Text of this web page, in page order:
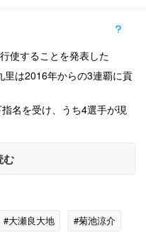
使することを発表した
は2016年からの3連覇に貢
名を受け、うち4選手が現
む
#大瀬良大地
#菊池涼介